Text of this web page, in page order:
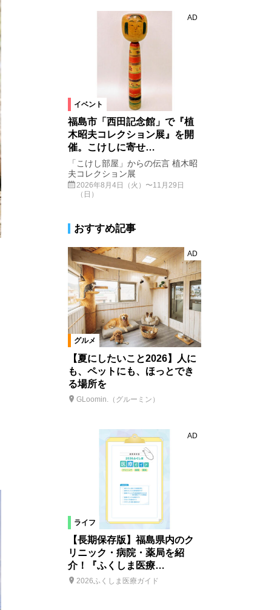
イベント
AD
福島市「西田記念館」で『植
木昭夫コレクション展』を開
催。こけしに寄せ…
「こけし部屋」からの伝言 植木昭
夫コレクション展
2026年8月4日（火）〜11月29日
（日）
おすすめ記事
グルメ
AD
【夏にしたいこと2026】人に
も、ペットにも、ほっとでき
る場所を
GLoomin.（グルーミン）
ライフ
AD
【長期保存版】福島県内のク
リニック・病院・薬局を紹
介！『ふくしま医療…
2026ふくしま医療ガイド